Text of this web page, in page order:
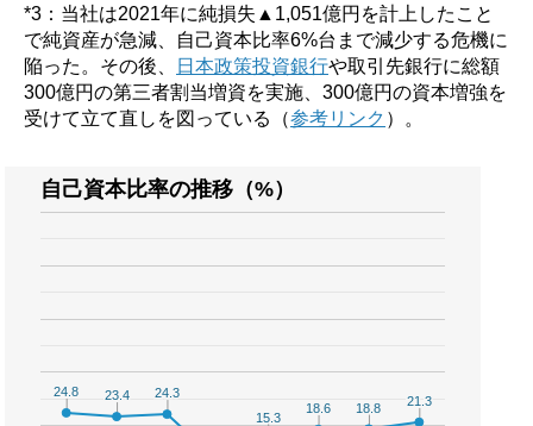
*3：当社は2021年に純損失▲1,051億円を計上したこと
で純資産が急減、自己資本比率6%台まで減少する危機に
陥った。その後、
日本政策投資銀行や取引先銀行に総額
300億円の第三者割当増資を実施、300億円の資本増強を
受けて立て直しを図っている（参考リンク ）。
自己資本比率の推移（%）
24.8
24.8 23.4
23.4 24.3
24.3
15.3
15.3
18.6
18.6 18.8
18.8 21.3
21.3